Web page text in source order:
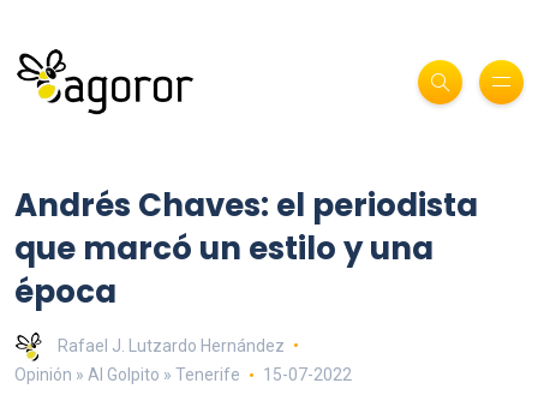
Andrés Chaves: el periodista
que marcó un estilo y una
época
Rafael J. Lutzardo Hernández
Opinión » Al Golpito » Tenerife
15-07-2022